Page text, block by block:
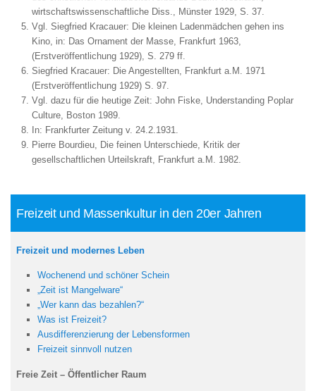
wirtschaftswissenschaftliche Diss., Münster 1929, S. 37.
Vgl. Siegfried Kracauer: Die kleinen Ladenmädchen gehen ins
Kino, in: Das Ornament der Masse, Frankfurt 1963,
(Erstveröffentlichung 1929), S. 279 ff.
Siegfried Kracauer: Die Angestellten, Frankfurt a.M. 1971
(Erstveröffentlichung 1929) S. 97.
Vgl. dazu für die heutige Zeit: John Fiske, Understanding Poplar
Culture, Boston 1989.
In: Frankfurter Zeitung v. 24.2.1931.
Pierre Bourdieu, Die feinen Unterschiede, Kritik der
gesellschaftlichen Urteilskraft, Frankfurt a.M. 1982.
Freizeit und Massenkultur in den 20er Jahren
Freizeit und modernes Leben
Wochenend und schöner Schein
„Zeit ist Mangelware“
„Wer kann das bezahlen?“
Was ist Freizeit?
Ausdifferenzierung der Lebensformen
Freizeit sinnvoll nutzen
Freie Zeit – Öffentlicher Raum